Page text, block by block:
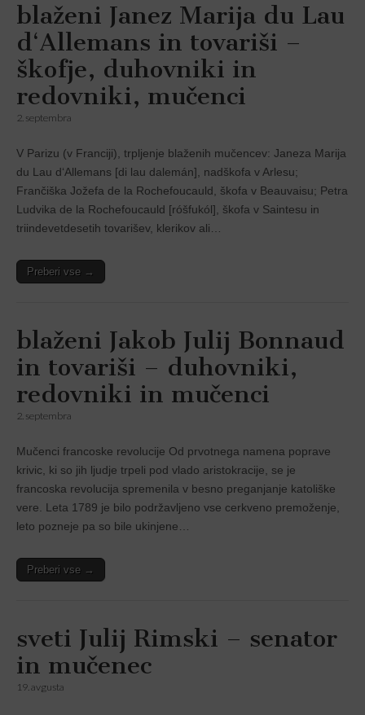
blaženi Janez Marija du Lau
d‘Allemans in tovariši –
škofje, duhovniki in
redovniki, mučenci
2. septembra
V Parizu (v Franciji), trpljenje blaženih mučencev: Janeza Marija
du Lau d‘Allemans [di lau dalemán], nadškofa v Arlesu;
Frančiška Jožefa de la Rochefoucauld, škofa v Beauvaisu; Petra
Ludvika de la Rochefoucauld [róšfukól], škofa v Saintesu in
triindevetdesetih tovarišev, klerikov ali…
Preberi vse →
blaženi Jakob Julij Bonnaud
in tovariši – duhovniki,
redovniki in mučenci
2. septembra
Mučenci francoske revolucije Od prvotnega namena poprave
krivic, ki so jih ljudje trpeli pod vlado aristokracije, se je
francoska revolucija spremenila v besno preganjanje katoliške
vere. Leta 1789 je bilo podržavljeno vse cerkveno premoženje,
leto pozneje pa so bile ukinjene…
Preberi vse →
sveti Julij Rimski – senator
in mučenec
19. avgusta